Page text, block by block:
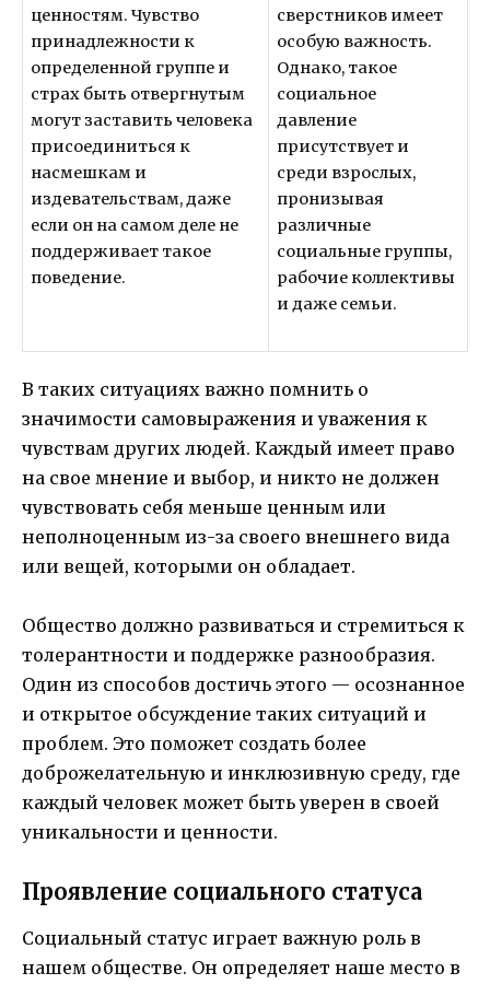
ценностям. Чувство
принадлежности к
определенной группе и
страх быть отвергнутым
могут заставить человека
присоединиться к
насмешкам и
издевательствам, даже
если он на самом деле не
поддерживает такое
поведение.
сверстников имеет
особую важность.
Однако, такое
социальное
давление
присутствует и
среди взрослых,
пронизывая
различные
социальные группы,
рабочие коллективы
и даже семьи.
В таких ситуациях важно помнить о
значимости самовыражения и уважения к
чувствам других людей. Каждый имеет право
на свое мнение и выбор, и никто не должен
чувствовать себя меньше ценным или
неполноценным из-за своего внешнего вида
или вещей, которыми он обладает.
Общество должно развиваться и стремиться к
толерантности и поддержке разнообразия.
Один из способов достичь этого — осознанное
и открытое обсуждение таких ситуаций и
проблем. Это поможет создать более
доброжелательную и инклюзивную среду, где
каждый человек может быть уверен в своей
уникальности и ценности.
Проявление социального статуса
Социальный статус играет важную роль в
нашем обществе. Он определяет наше место в